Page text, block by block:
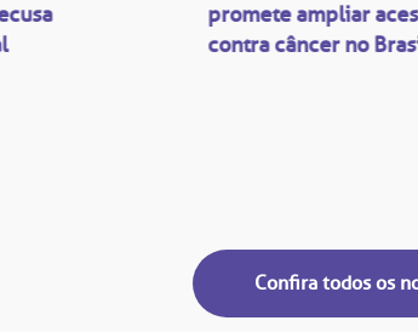
promete ampliar
contra câncer no
Confira todos os